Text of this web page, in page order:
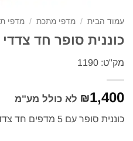
עמוד הבית / מדפי מתכת / מדפי
כוננית סופר חד צדדי
מק"ט: 1190
₪1,400 לא כולל מע"מ
כוננית סופר עם 5 מדפים חד צדדי